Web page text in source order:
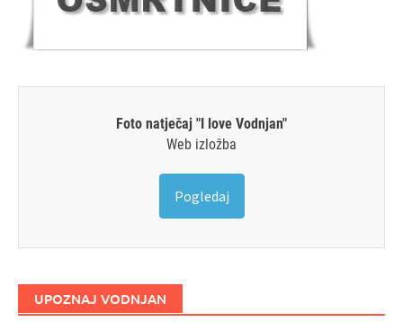
Foto natječaj "I love Vodnjan"
Web izložba
Pogledaj
UPOZNAJ VODNJAN